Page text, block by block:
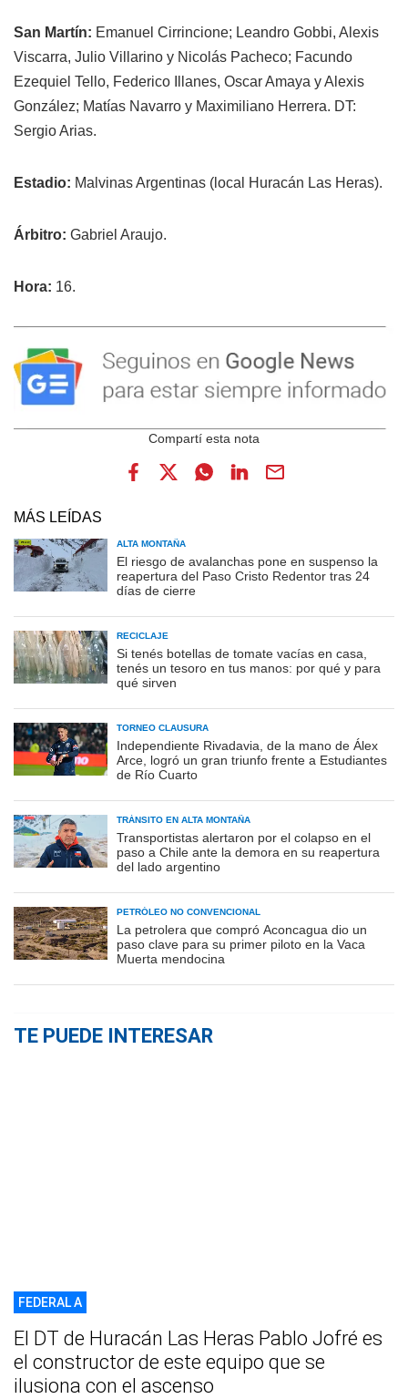
San Martín: Emanuel Cirrincione; Leandro Gobbi, Alexis
Viscarra, Julio Villarino y Nicolás Pacheco; Facundo
Ezequiel Tello, Federico Illanes, Oscar Amaya y Alexis
González; Matías Navarro y Maximiliano Herrera. DT:
Sergio Arias.
Estadio: Malvinas Argentinas (local Huracán Las Heras).
Árbitro: Gabriel Araujo.
Hora: 16.
MÁS LEÍDAS
ALTA MONTAÑA
El riesgo de avalanchas pone en suspenso la
reapertura del Paso Cristo Redentor tras 24
días de cierre
RECICLAJE
Si tenés botellas de tomate vacías en casa,
tenés un tesoro en tus manos: por qué y para
qué sirven
TORNEO CLAUSURA
Independiente Rivadavia, de la mano de Álex
Arce, logró un gran triunfo frente a Estudiantes
de Río Cuarto
TRÁNSITO EN ALTA MONTAÑA
Transportistas alertaron por el colapso en el
paso a Chile ante la demora en su reapertura
del lado argentino
PETRÓLEO NO CONVENCIONAL
La petrolera que compró Aconcagua dio un
paso clave para su primer piloto en la Vaca
Muerta mendocina
TE PUEDE INTERESAR
FEDERAL A
El DT de Huracán Las Heras Pablo Jofré es
el constructor de este equipo que se
ilusiona con el ascenso